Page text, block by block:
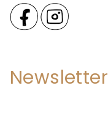
Newsletter